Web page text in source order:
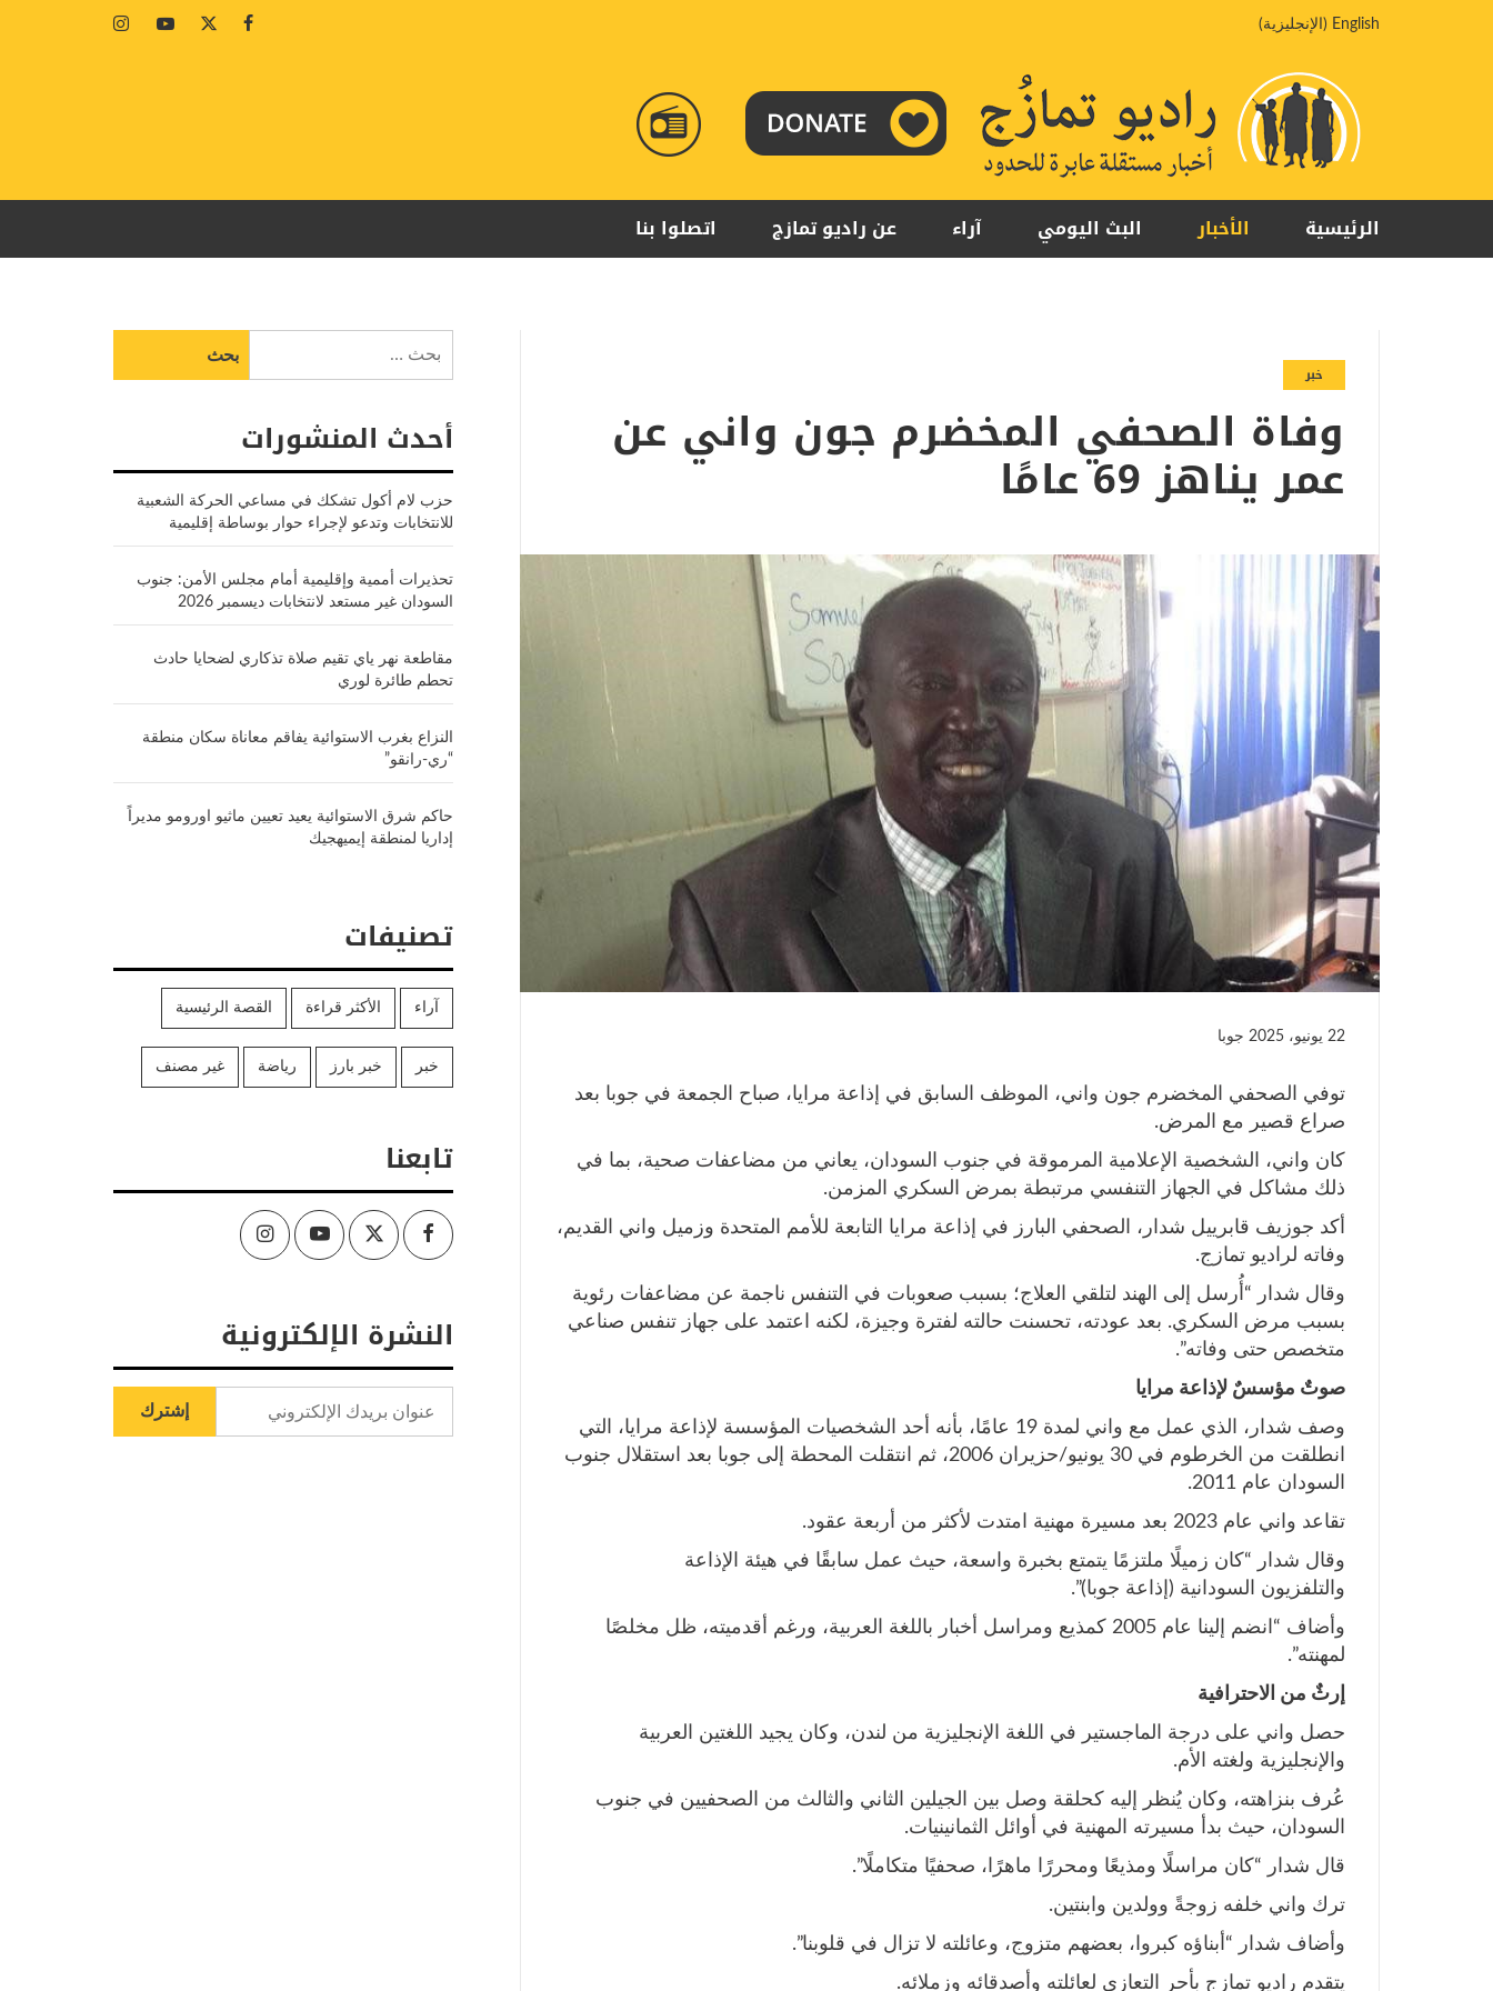
English
( الإنجليزية)
Facebook
Twitter
Youtube
Instagram
RADIO
TAMAZUJ الرئيسية الأخبار البث اليومي آراء عن راديو تمازج اتصلوا بنا
خبر
وفاة الصحفي المخضرم جون واني عن
عمر يناهز 69 عامًا
22 يونيو، 2025 جوبا
توفي الصحفي المخضرم جون واني، الموظف السابق في إذاعة مرايا، صباح الجمعة في جوبا بعد
صراع قصير مع المرض.
كان واني، الشخصية الإعلامية المرموقة في جنوب السودان، يعاني من مضاعفات صحية، بما في
ذلك مشاكل في الجهاز التنفسي مرتبطة بمرض السكري المزمن.
أكد جوزيف قابرييل شدار، الصحفي البارز في إذاعة مرايا التابعة للأمم المتحدة وزميل واني القديم،
وفاته لراديو تمازج.
وقال شدار “أُرسل إلى الهند لتلقي العلاج؛ بسبب صعوبات في التنفس ناجمة عن مضاعفات رئوية
بسبب مرض السكري. بعد عودته، تحسنت حالته لفترة وجيزة، لكنه اعتمد على جهاز تنفس صناعي
متخصص حتى وفاته”.
صوتٌ مؤسسٌ لإذاعة مرايا
وصف شدار، الذي عمل مع واني لمدة 19 عامًا، بأنه أحد الشخصيات المؤسسة لإذاعة مرايا، التي
انطلقت من الخرطوم في 30 يونيو/حزيران 2006، ثم انتقلت المحطة إلى جوبا بعد استقلال جنوب
السودان عام 2011.
تقاعد واني عام 2023 بعد مسيرة مهنية امتدت لأكثر من أربعة عقود.
وقال شدار “كان زميلًا ملتزمًا يتمتع بخبرة واسعة، حيث عمل سابقًا في هيئة الإذاعة
والتلفزيون السودانية (إذاعة جوبا)”.
وأضاف “انضم إلينا عام 2005 كمذيع ومراسل أخبار باللغة العربية، ورغم أقدميته، ظل مخلصًا
لمهنته”.
إرثٌ من الاحترافية
حصل واني على درجة الماجستير في اللغة الإنجليزية من لندن، وكان يجيد اللغتين العربية
والإنجليزية ولغته الأم.
عُرف بنزاهته، وكان يُنظر إليه كحلقة وصل بين الجيلين الثاني والثالث من الصحفيين في جنوب
السودان، حيث بدأ مسيرته المهنية في أوائل الثمانينيات.
قال شدار “كان مراسلًا ومذيعًا ومحررًا ماهرًا، صحفيًا متكاملًا”.
ترك واني خلفه زوجةً وولدين وابنتين.
وأضاف شدار “أبناؤه كبروا، بعضهم متزوج، وعائلته لا تزال في قلوبنا”.
يتقدم راديو تمازج بأحر التعازي لعائلته وأصدقائه وزملائه.
عن:
أحدث المنشورات
حزب لام أكول تشكك في مساعي الحركة الشعبية
للانتخابات وتدعو لإجراء حوار بوساطة إقليمية
تحذيرات أممية وإقليمية أمام مجلس الأمن: جنوب
السودان غير مستعد لانتخابات ديسمبر 2026
مقاطعة نهر ياي تقيم صلاة تذكاري لضحايا حادث
تحطم طائرة لوري
النزاع بغرب الاستوائية يفاقم معاناة سكان منطقة
“ري-رانقو”
حاكم شرق الاستوائية يعيد تعيين ماثيو اورومو مديراً
إداريا لمنطقة إيميهجيك
تصنيفات
آراء الأكثر قراءة القصة الرئيسية
خبر خبر بارز رياضة غير مصنف
تابعنا
Facebook
Twitter
Youtube
Instagram
النشرة الإلكترونية